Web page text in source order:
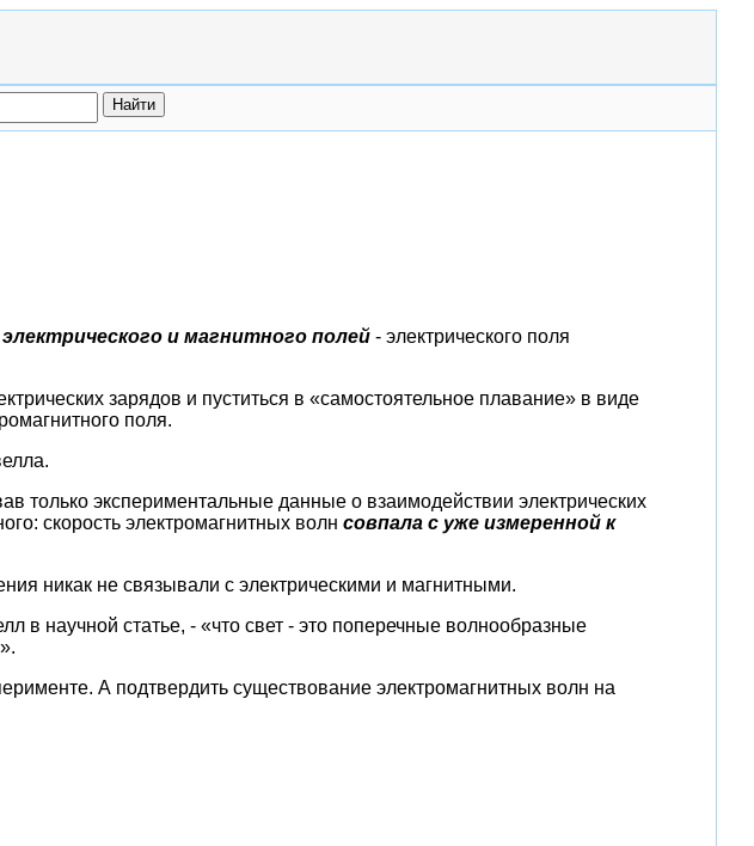
и магнитного полей - электрического поля
зарядов и пуститься в «самостоятельное плавание» в виде
поля.
только экспериментальные данные о взаимодействии электрических
скорость электромагнитных волн совпала с уже измеренной к
никак не связывали с электрическими и магнитными.
в научной статье, - «что свет - это поперечные волнообразные
А подтвердить существование электромагнитных волн на